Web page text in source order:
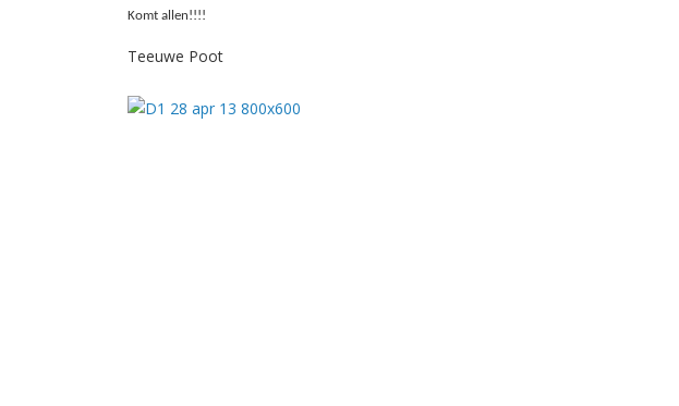
Komt allen!!!!
Teeuwe Poot